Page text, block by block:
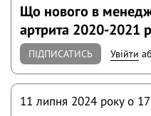
Що нового в
артрита 2020-2021
ПІДПИСАТИСЬ Увійти
11 липня 2024 року o